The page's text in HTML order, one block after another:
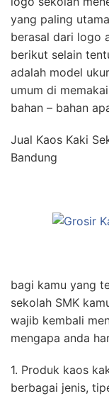
yang paling
berasal dari logo
berikut selain
adalah model
umum di
bahan – bahan
Jual Kaos Kaki
Bandung
bagi kamu yang
sekolah SMK
wajib kembali
mengapa anda
1. Produk kaos
berbagai jenis,